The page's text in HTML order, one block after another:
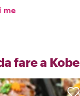
me
fare a Kobe